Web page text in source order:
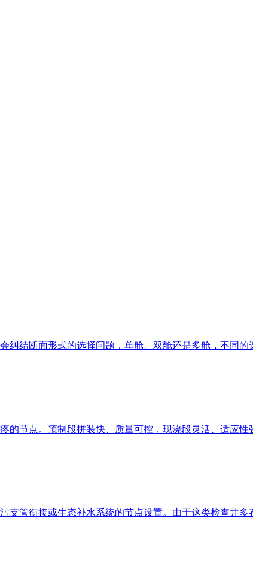
结断面形式的选择问题，单舱、双舱还是多舱，不同
节点。预制段拼装快、质量可控，现浇段灵活、适应
管衔接或生态补水系统的节点设置。由于这类检查井